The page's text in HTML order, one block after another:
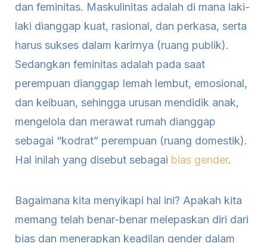
dan feminitas. Maskulinitas adalah di mana laki-
laki dianggap kuat, rasional, dan perkasa, serta
harus sukses dalam karirnya (ruang publik).
Sedangkan feminitas adalah pada saat
perempuan dianggap lemah lembut, emosional,
dan keibuan, sehingga urusan mendidik anak,
mengelola dan merawat rumah dianggap
sebagai “kodrat” perempuan (ruang domestik).
Hal inilah yang disebut sebagai bias gender.
Bagaimana kita menyikapi hal ini? Apakah kita
memang telah benar-benar melepaskan diri dari
bias dan menerapkan keadilan gender dalam